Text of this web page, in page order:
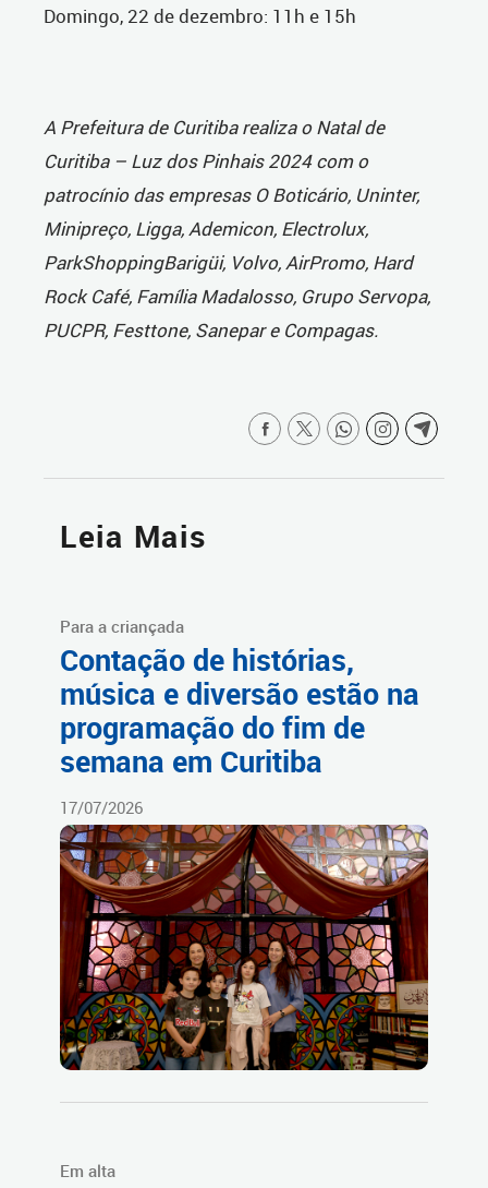
Domingo, 22 de dezembro: 11h e 15h
A Prefeitura de Curitiba realiza o Natal de
Curitiba – Luz dos Pinhais 2024 com o
patrocínio das empresas O Boticário, Uninter,
Minipreço, Ligga, Ademicon, Electrolux,
ParkShoppingBarigüi, Volvo, AirPromo, Hard
Rock Café, Família Madalosso, Grupo Servopa,
PUCPR, Festtone, Sanepar e Compagas.
Leia Mais
Para a criançada
Contação de histórias,
música e diversão estão na
programação do fim de
semana em Curitiba
17/07/2026
Em alta